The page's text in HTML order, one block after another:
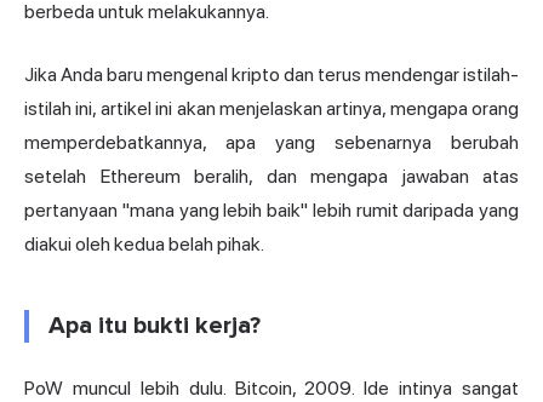
berbeda untuk melakukannya.
Jika Anda baru mengenal kripto dan terus mendengar istilah-
istilah ini, artikel ini akan menjelaskan artinya, mengapa orang
memperdebatkannya, apa yang sebenarnya berubah
setelah Ethereum beralih, dan mengapa jawaban atas
pertanyaan "mana yang lebih baik" lebih rumit daripada yang
diakui oleh kedua belah pihak.
Apa itu bukti kerja?
PoW muncul lebih dulu. Bitcoin, 2009. Ide intinya sangat